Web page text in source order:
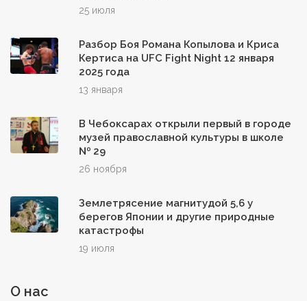
25 июля
Разбор Боя Романа Копылова и Криса
Кертиса на UFC Fight Night 12 января
2025 года
13 января
В Чебоксарах открыли первый в городе
музей православной культуры в школе
№ 29
26 ноября
Землетрясение магнитудой 5,6 у
берегов Японии и другие природные
катастрофы
19 июля
О нас